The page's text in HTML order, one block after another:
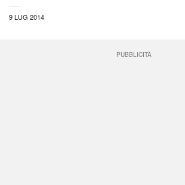
9 LUG 2014
PUBBLICITÀ